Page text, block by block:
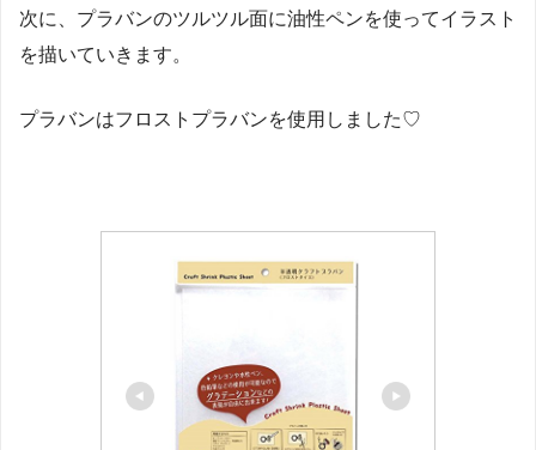
次に、プラバンのツルツル面に油性ペンを使ってイラスト
を描いていきます。
プラバンはフロストプラバンを使用しました♡